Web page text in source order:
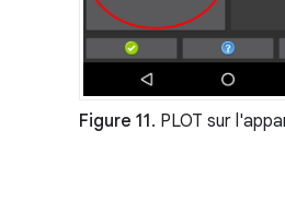
Figure 11. PLOT sur